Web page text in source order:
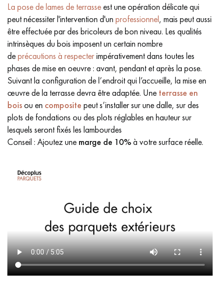
La pose de lames de terrasseest une opération délicate qui
peut nécessiter l'intervention d'un professionnel, mais peut aussi
être effectuée par des bricoleurs de bon niveau. Les qualités
intrinsèques du bois imposent un certain nombre
deprécautions à respecterimpérativement dans toutes les
phases de mise en oeuvre : avant, pendant et après la pose.
Suivant la configuration de l’endroit qui l’accueille, la mise en
œuvre de la terrasse devra être adaptée. Une terrasse en
boisou en composite peut s’installer sur une dalle, sur des
plots de fondations ou des plots réglables en hauteur sur
lesquels seront fixés les lambourdes
Conseil : Ajoutez une marge de 10%à votre surface réelle.